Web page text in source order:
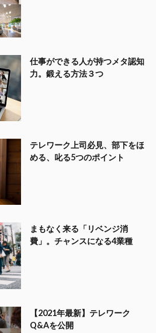
仕事ができる人が持つメタ認知
力。鍛える方法３つ
テレワーク上司必見、部下をほ
める、叱る5つのポイント
まもなく来る「リベンジ消
費」。チャンスになる4業種
【2021年最新】テレワーク
Q&Aを公開